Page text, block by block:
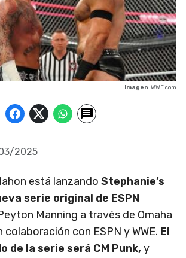
Imagen: WWE.com
2025
está lanzando Stephanie’s
serie original de ESPN
Manning a través de Omaha
con ESPN y WWE. El
de la serie será CM Punk, y